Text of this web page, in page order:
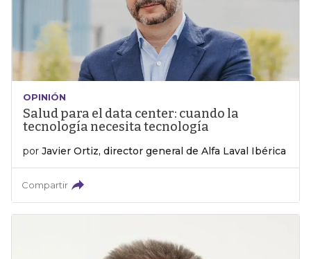
OPINIÓN
Salud para el data center: cuando la
tecnología necesita tecnología
por Javier Ortiz, director general de Alfa Laval Ibérica
Compartir